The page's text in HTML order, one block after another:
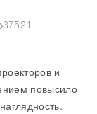
37521
и
повысило